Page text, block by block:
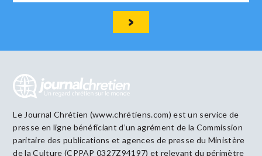
Le Journal Chrétien (www.chrétiens.com) est un service de
presse en ligne bénéficiant d’un agrément de la Commission
paritaire des publications et agences de presse du Ministère
de la Culture (CPPAP 0327Z94197) et relevant du périmètre